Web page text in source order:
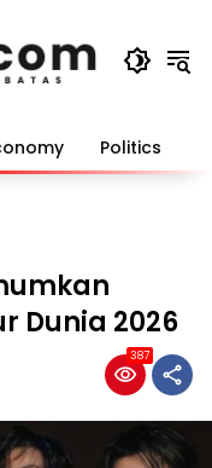
Politics
Dunia 2026
387